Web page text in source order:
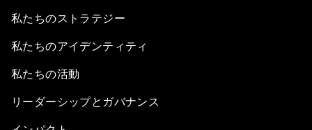
私たちのストラテジー
私たちのアイデンティティ
私たちの活動
リーダーシップとガバナンス